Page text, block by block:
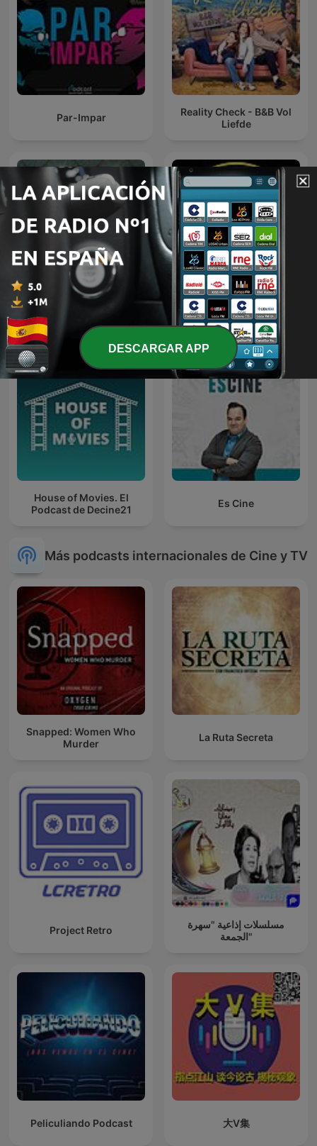
Par-Impar
Reality Check - B&B Vol
Liefde
Patrick en Eline Todopoderosos
House of Movies. El
Podcast de Decine21
Es Cine
Más podcasts internacionales de Cine y TV
Snapped: Women Who
Murder
La Ruta Secreta
Project Retro
مسلسلات إذاعية "سهرة
الجمعة"
Peliculiando Podcast 大V集
DESCARGAR APP